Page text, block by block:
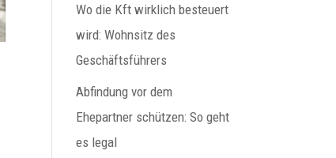
Wo die Kft wirklich besteuert
wird: Wohnsitz des
Geschäftsführers
Abfindung vor dem
Ehepartner schützen: So geht
es legal